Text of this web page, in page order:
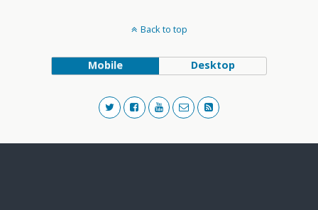
Back to top
Mobile Desktop